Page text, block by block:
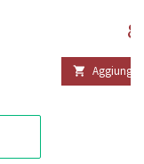
 Aggiungi